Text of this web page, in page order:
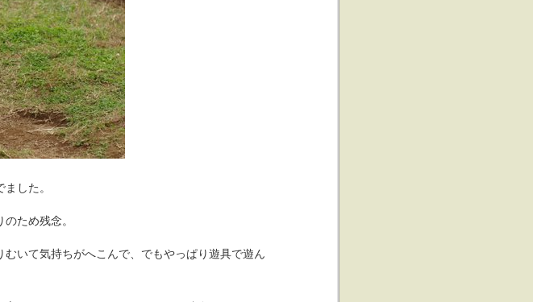
した。
ため残念。
いて気持ちがへこんで、でもやっぱり遊具で遊ん